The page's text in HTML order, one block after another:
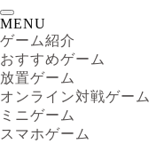
MENU
ゲーム紹介
おすすめゲーム
放置ゲーム
オンライン対戦ゲーム
ミニゲーム
スマホゲーム